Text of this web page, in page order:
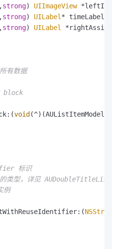
,strong) UIImageView
,strong) UILabel
,strong) UILabel
有数据
block
void
标识
类型，详见
例
NSString